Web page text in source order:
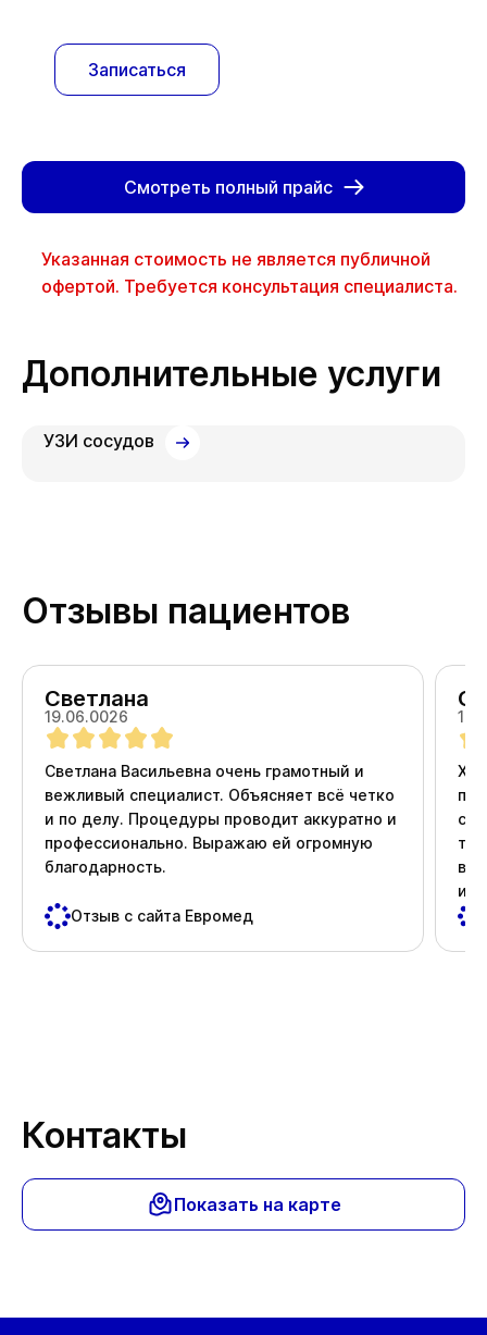
Записаться
Смотреть полный прайс
Указанная стоимость не является публичной
офертой. Требуется консультация специалиста.
Дополнительные услуги
УЗИ сосудов
Отзывы пациентов
Светлана
19.06.0026
Светлана Васильевна очень грамотный и
вежливый специалист. Объясняет всё четко
и по делу. Процедуры проводит аккуратно и
профессионально. Выражаю ей огромную
благодарность.
Отзыв с сайта Евромед
и
Контакты
Показать на карте